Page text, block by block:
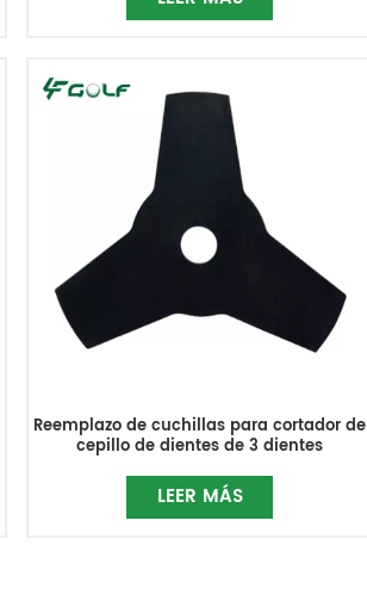
Reemplazo de cuchillas para cortador de
cepillo de dientes de 3 dientes
LEER MÁS